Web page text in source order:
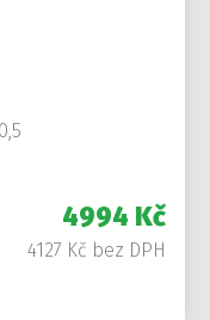
4994 Kč
4127 Kč bez DPH